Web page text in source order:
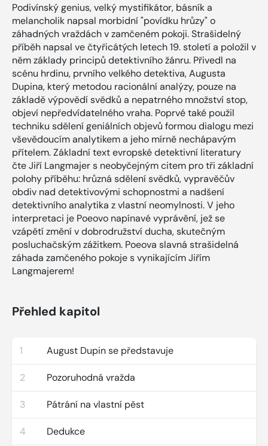
Podivínský genius, velký mystifikátor, básník a
melancholik napsal morbidní "povídku hrůzy" o
záhadných vraždách v zamčeném pokoji. Strašidelný
příběh napsal ve čtyřicátých letech 19. století a položil v
něm základy principů detektivního žánru. Přivedl na
scénu hrdinu, prvního velkého detektiva, Augusta
Dupina, který metodou racionální analýzy, pouze na
základě výpovědí svědků a nepatrného množství stop,
objeví nepředvídatelného vraha. Poprvé také použil
techniku sdělení geniálních objevů formou dialogu mezi
vševědoucím analytikem a jeho mírně nechápavým
přítelem. Základní text evropské detektivní literatury
čte Jiří Langmajer s neobyčejným citem pro tři základní
polohy příběhu: hrůzná sdělení svědků, vypravěčův
obdiv nad detektivovými schopnostmi a nadšení
detektivního analytika z vlastní neomylnosti. V jeho
interpretaci je Poeovo napínavé vyprávění, jež se
vzápětí změní v dobrodružství ducha, skutečným
posluchačským zážitkem. Poeova slavná strašidelná
záhada zamčeného pokoje s vynikajícím Jiřím
Langmajerem!
Přehled kapitol
1 August Dupin se představuje
2 Pozoruhodná vražda
3 Pátrání na vlastní pěst
4 Dedukce